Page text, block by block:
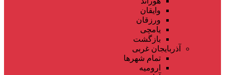
وایقان
ورزقان
یامچی
بازگشت
آذربایجان غربی
تمام شهر‌ها
ارومیه